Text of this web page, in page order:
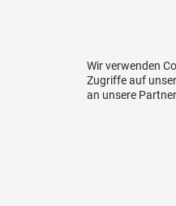
Wir verwenden
Zugriffe auf
an unsere